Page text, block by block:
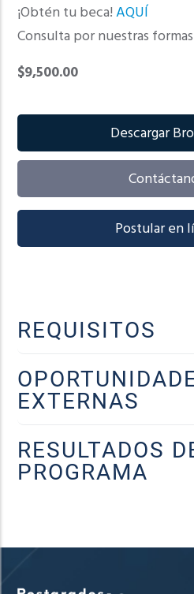
¡Obtén tu beca!AQUÍ
Consulta por nuestras
$9,500.00
Descargar
Postular en
REQUISITOS
EXTERNAS
RESULTADOS
PROGRAMA